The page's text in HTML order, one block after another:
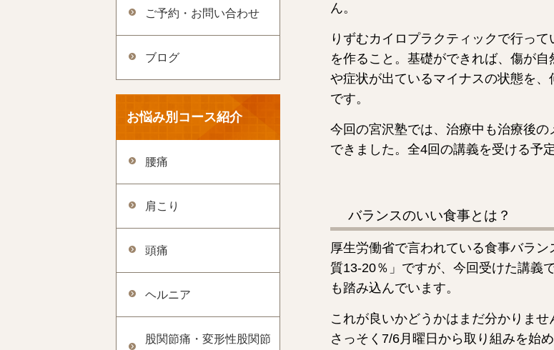
ん。
りずむカイロプラクティックで行っ
を作ること。基礎ができれば、傷が
や症状が出ているマイナスの状態を
です。
今回の宮沢塾では、治療中も治療後
できました。全4回の講義を受ける予定
バランスのいい食事とは？
厚生労働省で言われている食事バラ
質13-20％」ですが、今回受けた講義
も踏み込んでいます。
これが良いかどうかはまだ分かりま
さっそく7/6月曜日から取り組みを始
ご予約・お問い合わせ
ブログ
お悩み別コース紹介
腰痛
肩こり
頭痛
ヘルニア
股関節痛・変形性股関節